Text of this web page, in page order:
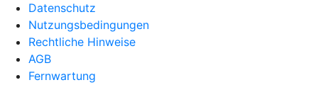
Datenschutz
Nutzungsbedingungen
Rechtliche Hinweise
AGB
Fernwartung